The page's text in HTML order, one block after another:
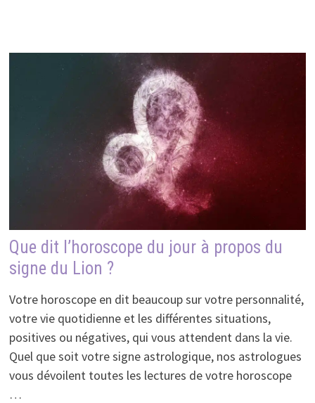
Que dit l’horoscope du jour à propos du
signe du Lion ?
Votre horoscope en dit beaucoup sur votre personnalité,
votre vie quotidienne et les différentes situations,
positives ou négatives, qui vous attendent dans la vie.
Quel que soit votre signe astrologique, nos astrologues
vous dévoilent toutes les lectures de votre horoscope
…